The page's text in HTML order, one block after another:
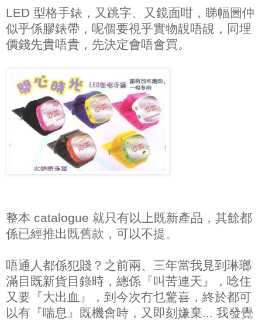
LED 型格手錶，又跳字、又鏡面咁，睇幅圖仲
似乎係膠錶帶，呢個要視乎實物靚唔靚，同埋
價錢先貴唔貴，先決定會唔會買。
整本 catalogue 就只有以上既新產品，其餘都
係已經推出既舊款，可以不提。
唔通人都係犯賤？之前兩、三年當我見到琳瑯
滿目既新貨目錄時，總係『叫苦連天』，唸住
又要『大出血』，到今次冇乜驚喜，終於都可
以有『喘息』既機會時，又即刻嫌棄... 我發覺